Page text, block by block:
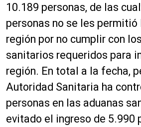
10.189 personas, de las
personas no se les permitió
región por no cumplir con
sanitarios requeridos para
región. En total a la fecha,
Autoridad Sanitaria ha
personas en las aduanas
evitado el ingreso de 5.990